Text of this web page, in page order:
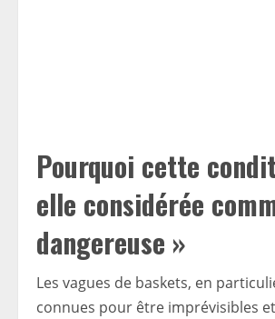
Pourquoi cette
elle considérée
dangereuse »
Les vagues de baskets, en
connues pour être imprévisibles